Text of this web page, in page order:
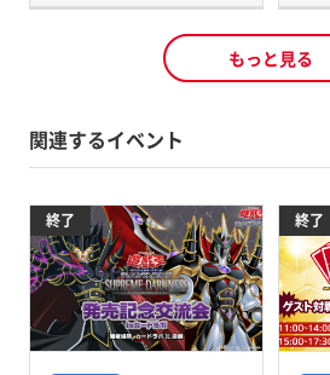
もっと見る
関連するイベント
終了 終了